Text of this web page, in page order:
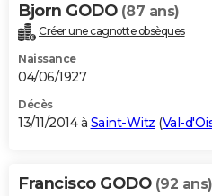
Bjorn GODO (87 ans)
Créer une cagnotte obsèques
Naissance
04/06/1927
Décès
13/11/2014 à Saint-Witz (Val-
Francisco GODO (92 ans)